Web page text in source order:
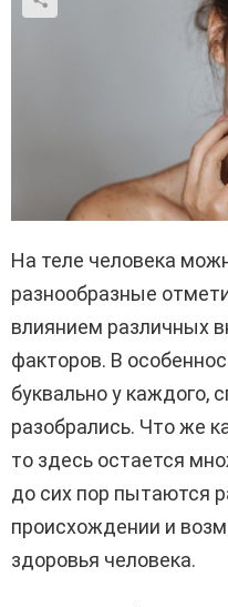
На теле человека
разнообразные
влиянием различных
факторов. В
буквально у каждого,
разобрались. Что же
то здесь остается
до сих пор пытаются
происхождении и
здоровья человека.